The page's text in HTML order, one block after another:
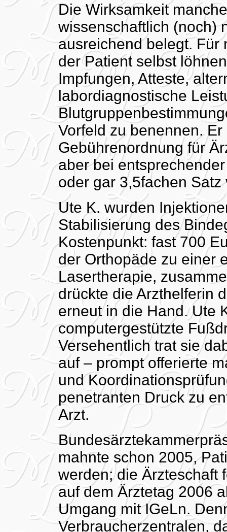
Die Wirksamkeit
wissenschaftlich (noch)
ausreichend belegt. Für
der Patient selbst
Impfungen, Atteste,
labordiagnostische
Vorfeld zu benennen.
Gebührenordnung für
aber bei
oder gar 3,5fachen Satz
Ute K. wurden
Stabilisierung des
Kostenpunkt: fast 700
der Orthopäde zu einer
Lasertherapie,
drückte die Arzthelferin
erneut in die Hand. Ute
computergestützte
Versehentlich trat sie
auf – prompt offerierte
und
penetranten Druck zu
Arzt.
mahnte schon 2005,
werden; die Ärzteschaft
auf dem Ärztetag 2006
Umgang mit IGeLn.
Verbraucherzentralen,